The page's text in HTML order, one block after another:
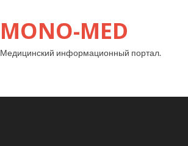
MONO-MED
Медицинский информационный портал.